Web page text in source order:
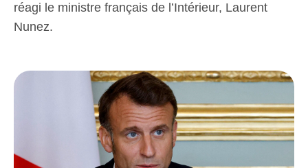
réagi le ministre français de l’Intérieur, Laurent
Nunez.